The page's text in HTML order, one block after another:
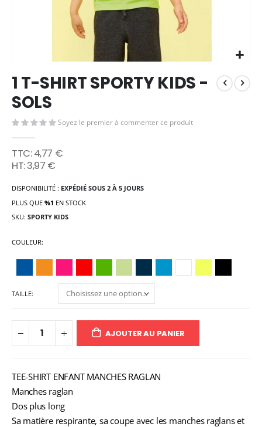
to
the
beginning
the
images
gallery
1 T-SHIRT SPORTY KIDS -
SOLS
Soyez le premier à commenter ce produit
4,77 €
3,97 €
DISPONIBILITÉ : EXPÉDIÉ SOUS 2 À 5 JOURS
PLUS QUE %1 EN STOCK
SKU SPORTY KIDS
COULEUR
TAILLE
AJOUTER AU PANIER
TEE-SHIRT ENFANT MANCHES RAGLAN
Manches raglan
Dos plus long
Sa matière respirante, sa coupe avec les manches raglans et